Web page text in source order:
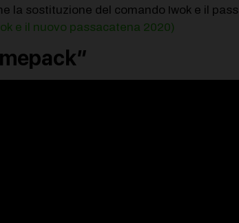
la sostituzione del comando Iwok e il
e il nuovo passacatena 2020)